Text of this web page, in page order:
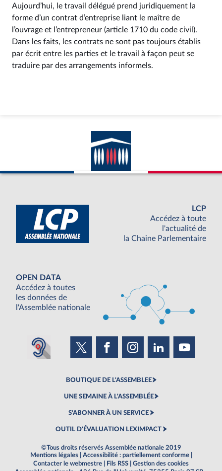
Aujourd’hui, le travail délégué prend juridiquement la
forme d’un contrat d’entreprise liant le maître de
l’ouvrage et l’entrepreneur (article 1710 du code civil).
Dans les faits, les contrats ne sont pas toujours établis
par écrit entre les parties et le travail à façon peut se
traduire par des arrangements informels.
LCP
Accédez à toute
l'actualité de
la Chaine Parlementaire
OPEN DATA
Accédez à toutes
les données de
l'Assemblée nationale
BOUTIQUE DE L'ASSEMBLEE
UNE SEMAINE À L'ASSEMBLÉE
S'ABONNER À UN SERVICE
OUTIL D'ÉVALUATION LEXIMPACT
©Tous droits réservés Assemblée nationale 2019
Mentions légales
Accessibilité : partiellement conforme
Contacter le webmestre
Fils RSS
Gestion des cookies